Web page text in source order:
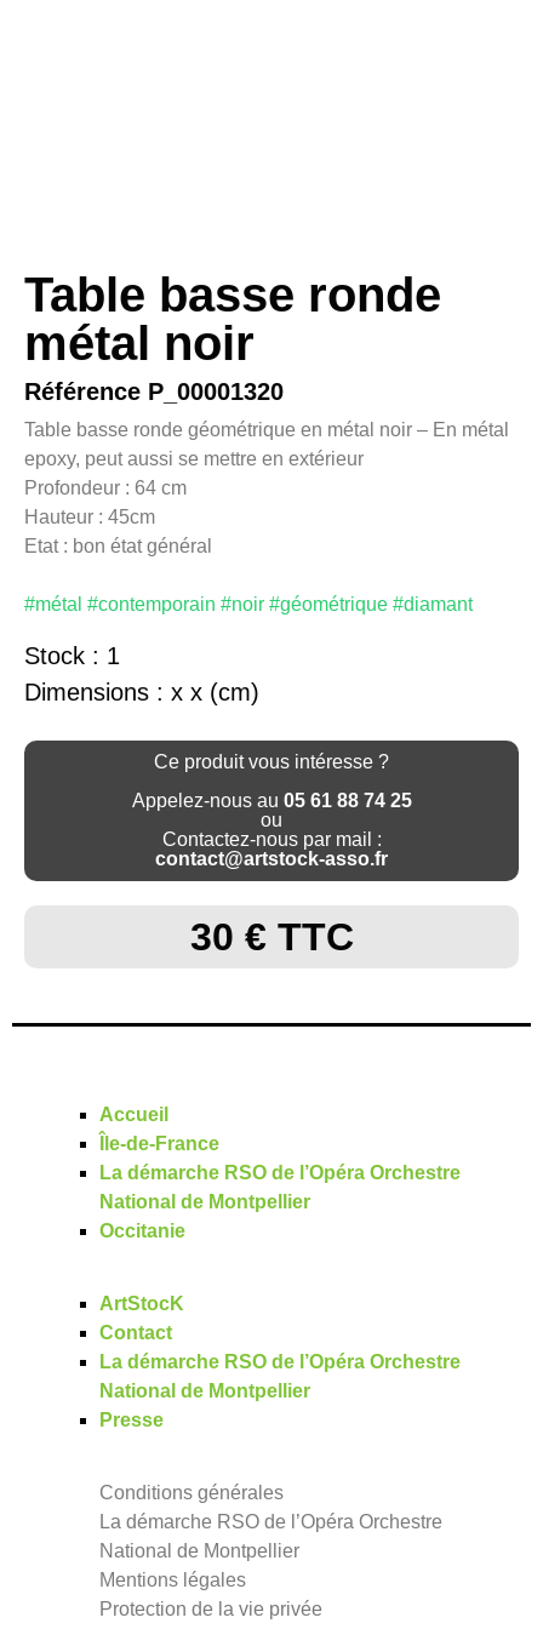
Table basse ronde
métal noir
Référence P_00001320
Table basse ronde géométrique en métal noir – En métal
epoxy, peut aussi se mettre en extérieur
Profondeur : 64 cm
Hauteur : 45cm
Etat : bon état général
#métal #contemporain #noir #géométrique #diamant
Stock : 1
Dimensions : x x (cm)
Ce produit vous intéresse ?
Appelez-nous au 05 61 88 74 25
ou
Contactez-nous par mail :
contact@artstock-asso.fr
30 € TTC
Accueil
Île-de-France
La démarche RSO de l’Opéra Orchestre
National de Montpellier
Occitanie
ArtStocK
Contact
La démarche RSO de l’Opéra Orchestre
National de Montpellier
Presse
Conditions générales
La démarche RSO de l’Opéra Orchestre
National de Montpellier
Mentions légales
Protection de la vie privée